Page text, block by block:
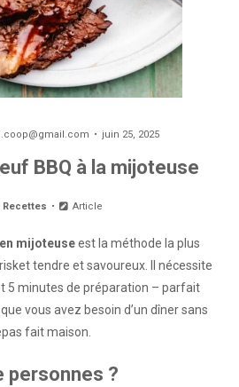
juin 25, 2025
BBQ à la mijoteuse
Recettes Article
mijoteuseest la méthode la plus
tendre et savoureux. Il nécessite
5 minutes de préparation – parfait
vous avez besoin d’un dîner sans
fait maison.
personnes ?